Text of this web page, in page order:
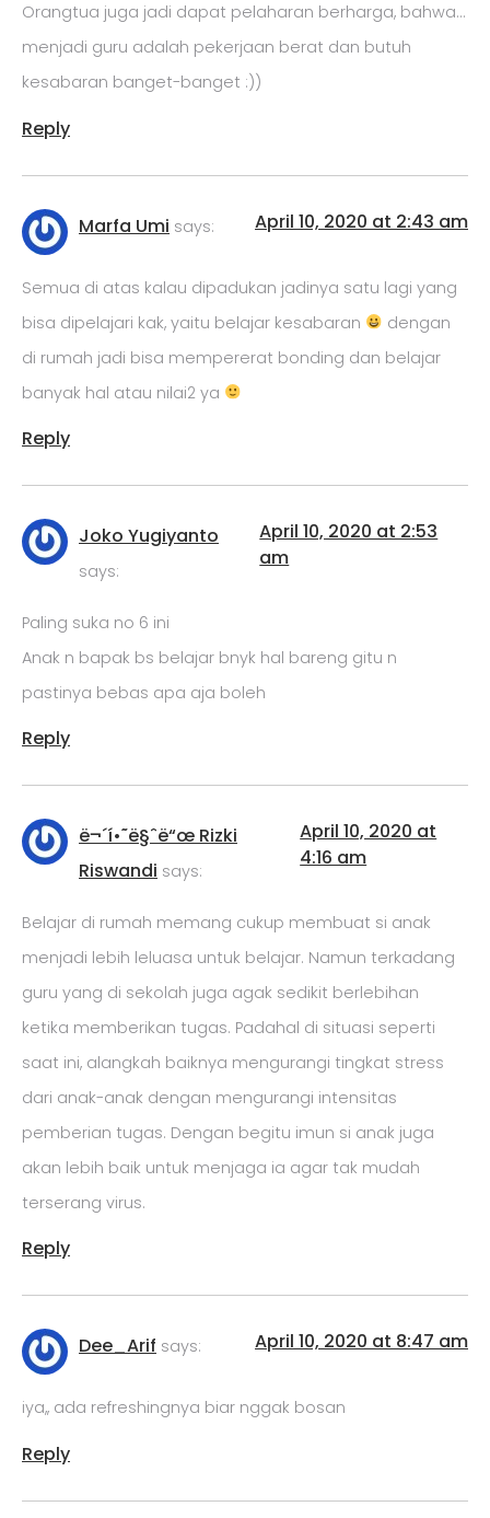
Orangtua juga jadi dapat pelaharan berharga, bahwa…
menjadi guru adalah pekerjaan berat dan butuh
kesabaran banget-banget :))
Reply
Marfa Umi says: April 10, 2020 at 2:43 am
Semua di atas kalau dipadukan jadinya satu lagi yang
bisa dipelajari kak, yaitu belajar kesabaran
dengan
di rumah jadi bisa mempererat bonding dan belajar
banyak hal atau nilai2 ya
Reply
Joko Yugiyanto
says:
April 10, 2020 at 2:53
am
Paling suka no 6 ini
Anak n bapak bs belajar bnyk hal bareng gitu n
pastinya bebas apa aja boleh
Reply
ë¬´í•˜ë§ˆë“œ Rizki
Riswandi says:
April 10, 2020 at
4:16 am
Belajar di rumah memang cukup membuat si anak
menjadi lebih leluasa untuk belajar. Namun terkadang
guru yang di sekolah juga agak sedikit berlebihan
ketika memberikan tugas. Padahal di situasi seperti
saat ini, alangkah baiknya mengurangi tingkat stress
dari anak-anak dengan mengurangi intensitas
pemberian tugas. Dengan begitu imun si anak juga
akan lebih baik untuk menjaga ia agar tak mudah
terserang virus.
Reply
Dee_Arif says: April 10, 2020 at 8:47 am
iya,, ada refreshingnya biar nggak bosan
Reply